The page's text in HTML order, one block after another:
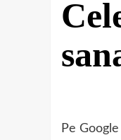
Pe